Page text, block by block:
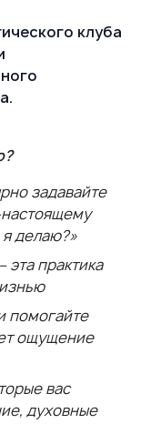
клуба
задавайте
делаю?»
эта практика
помогайте
ощущение
вас
духовные